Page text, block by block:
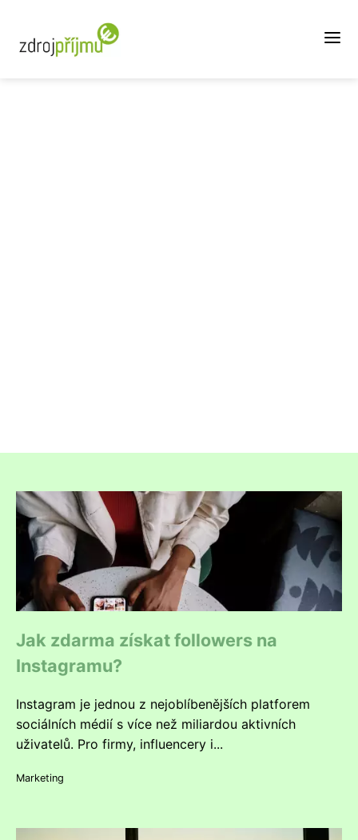
Jak zdarma získat followers na
Instagramu?
Instagram je jednou z nejoblíbenějších platforem
sociálních médií s více než miliardou aktivních
uživatelů. Pro firmy, influencery i...
Marketing